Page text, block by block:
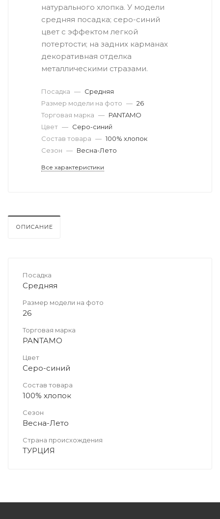
натурального хлопка. У модели
средняя посадка; серо-синий
цвет с эффектом легкой
потертости; на задних карманах
декоративная отделка
металлическими стразами.
Посадка — Средняя
Размер модели на фото — 26
Торговая марка — PANTAMO
Цвет — Серо-синий
Состав товара — 100% хлопок
Сезон — Весна-Лето
Все характеристики
ОПИСАНИЕ
Посадка
Средняя
Размер модели на фото
26
Торговая марка
PANTAMO
Цвет
Серо-синий
Состав товара
100% хлопок
Сезон
Весна-Лето
Страна происхождения
ТУРЦИЯ